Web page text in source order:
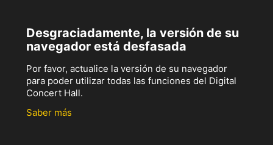
Desgraciadamente, la versión de su
navegador está desfasada
Por favor, actualice la versión de su navegador
para poder utilizar todas las funciones del Digital
Concert Hall.
Saber más